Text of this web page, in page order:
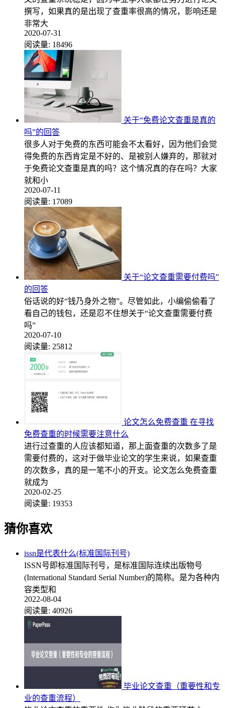
撰写，如果真的是出现了查重率很高的情况，影响还是
非常大
2020-07-31
阅读量: 18496
关于“免费论文查重是真的
吗”的回答
很多人对于免费的东西可能会不太看好，因为他们会觉
得免费的东西肯定是不好的、是被别人嫌弃的，那就对
于免费论文查重是真的吗？这个情况真的存在吗？大家
就和小
2020-07-11
阅读量: 17089
关于“论文查重需要付费吗”
的回答
俗话说的好“钱乃身外之物”。尽管如此，小编偷偷看了
看自己的钱包，还是忍不住想关于“论文查重需要付费
吗”
2020-07-10
阅读量: 25812
论文怎么免费查重 在寻找
免费查重的时候需要注意什么
进行过查重的人应该都知道，那上面查重的次数多了是
需要付费的，这对于做毕业论文的学生来说，如果查重
的次数多，真的是一笔不小的开支。论文怎么免费查重
就成为
2020-02-25
阅读量: 19353
猜你喜欢
issn是代表什么(标准国际刊号)
ISSN号即标准国际刊号，是标准国际连续出版物号
(International Standard Serial Number)的简称。是为各种内
容类型和
2022-08-04
阅读量: 40926
毕业论文查重（重要性和专
业的查重流程）